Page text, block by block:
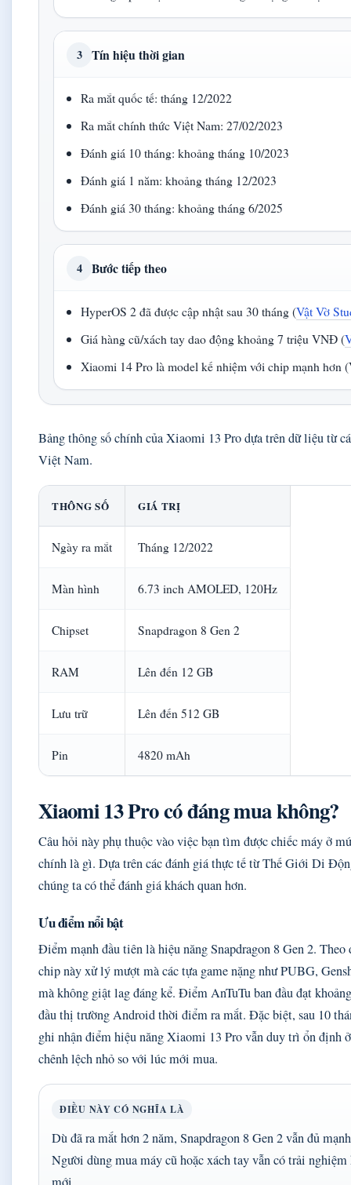
3 Tín hiệu thời gian
Ra mắt quốc tế: tháng 12/2022
Ra mắt chính thức Việt Nam: 27/02/2023
Đánh giá 10 tháng: khoảng tháng 10/2023
Đánh giá 1 năm: khoảng tháng 12/2023
Đánh giá 30 tháng: khoảng tháng 6/2025
4 Bước tiếp theo
HyperOS 2 đã được cập nhật sau 30 tháng (Vật Vờ
Giá hàng cũ/xách tay dao động khoảng 7 triệu VNĐ (
Xiaomi 14 Pro là model kế nhiệm với chip mạnh hơn
Bảng thông số chính của Xiaomi 13 Pro dựa trên dữ liệu từ
Việt Nam.
THÔNG SỐ GIÁ TRỊ
Ngày ra mắt Tháng 12/2022
Màn hình 6.73 inch AMOLED, 120Hz
Chipset Snapdragon 8 Gen 2
RAM Lên đến 12 GB
Lưu trữ Lên đến 512 GB
Pin 4820 mAh
Xiaomi 13 Pro có đáng mua không?
Câu hỏi này phụ thuộc vào việc bạn tìm được chiếc máy ở
chính là gì. Dựa trên các đánh giá thực tế từ Thế Giới Di
chúng ta có thể đánh giá khách quan hơn.
Ưu điểm nổi bật
Điểm mạnh đầu tiên là hiệu năng Snapdragon 8 Gen 2. Theo
chip này xử lý mượt mà các tựa game nặng như PUBG,
mà không giật lag đáng kể. Điểm AnTuTu ban đầu đạt
đầu thị trường Android thời điểm ra mắt. Đặc biệt, sau 10
ghi nhận điểm hiệu năng Xiaomi 13 Pro vẫn duy trì ổn định
chênh lệch nhỏ so với lúc mới mua.
ĐIỀU NÀY CÓ NGHĨA LÀ
Dù đã ra mắt hơn 2 năm, Snapdragon 8 Gen 2 vẫn đủ
Người dùng mua máy cũ hoặc xách tay vẫn có trải